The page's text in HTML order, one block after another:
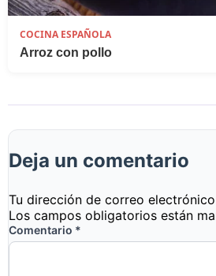
COCINA ESPAÑOLA
Arroz con pollo
Deja un comentario
Tu dirección de correo
Los campos obligatorios están
Comentario *